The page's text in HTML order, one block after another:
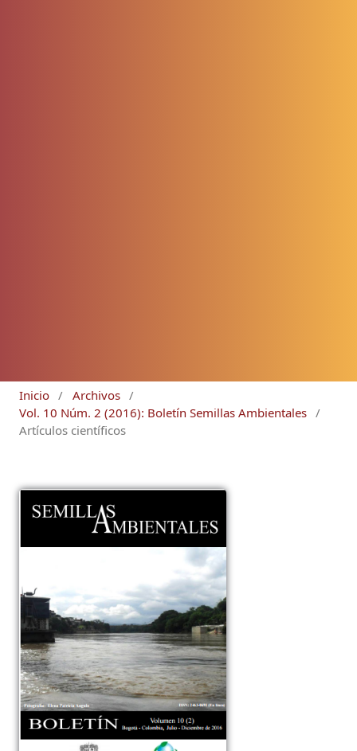
Inicio / Archivos /
Vol. 10 Núm. 2 (2016): Boletín Semillas Ambientales /
Artículos científicos